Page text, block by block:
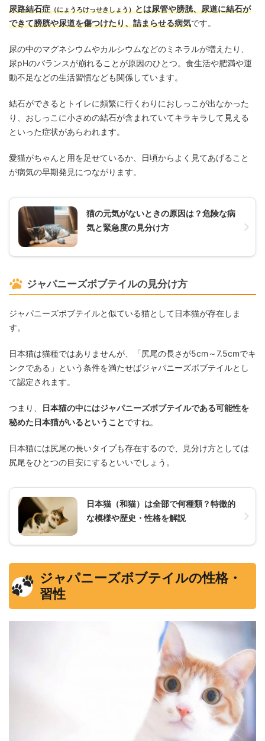
尿路結石症（にょうろけっせきしょう）とは尿管や膀胱、尿道に結石が
できて膀胱や尿道を傷つけたり、詰まらせる病気です。
尿の中のマグネシウムやカルシウムなどのミネラルが増えたり、
尿pHのバランスが崩れることが原因のひとつ。食生活や肥満や運
動不足などの生活習慣なども関係しています。
結石ができるとトイレに頻繁に行くわりにおしっこが出なかった
り、おしっこに小さめの結石が含まれていてキラキラして見える
といった症状があらわれます。
愛猫がちゃんと用を足せているか、日頃からよく見てあげること
が病気の早期発見につながります。
猫の元気がないときの原因は？危険な病
気と緊急度の見分け方
ジャパニーズボブテイルの見分け方
ジャパニーズボブテイルと似ている猫として日本猫が存在しま
す。
日本猫は猫種ではありませんが、「尻尾の長さが5cm～7.5cmでキ
ンクである」という条件を満たせばジャパニーズボブテイルとし
て認定されます。
つまり、
日本猫の中にはジャパニーズボブテイルである可能性を
秘めた日本猫がいるということですね。
日本猫には尻尾の長いタイプも存在するので、見分け方としては
尻尾をひとつの目安にするといいでしょう。
日本猫（和猫）は全部で何種類？特徴的
な模様や歴史・性格を解説
ジャパニーズボブテイルの性格・
習性